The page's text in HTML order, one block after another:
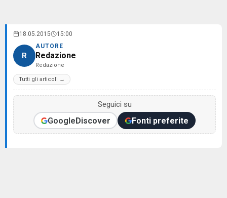
18.05.2015 15:00
R
AUTORE
Redazione
Redazione
Tutti gli articoli →
Seguici su
GoogleDiscover Fonti preferite